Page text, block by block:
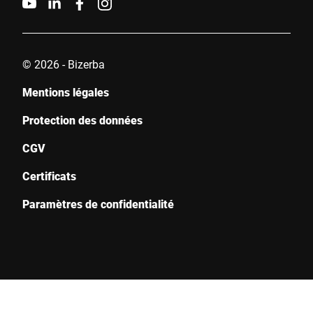
© 2026 - Bizerba
Mentions légales
Protection des données
CGV
Certificats
Paramètres de confidentialité